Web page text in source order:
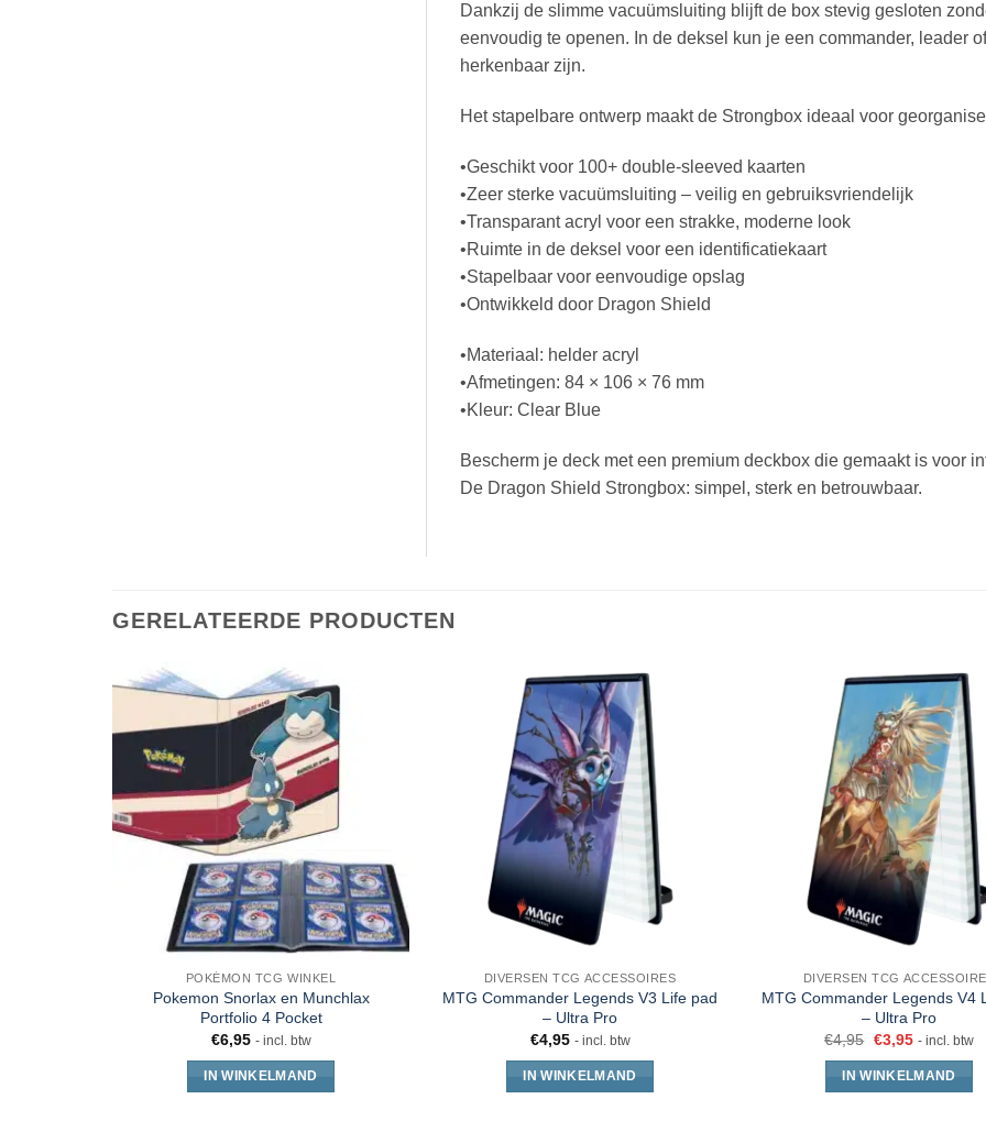
Dankzij de slimme vacuümsluiting blijft de box stevig gesloten
eenvoudig te openen. In de deksel kun je een commander, leader
herkenbaar zijn.
Het stapelbare ontwerp maakt de Strongbox ideaal voor
•Geschikt voor 100+ double‑sleeved kaarten
•Zeer sterke vacuümsluiting – veilig en gebruiksvriendelijk
•Transparant acryl voor een strakke, moderne look
•Ruimte in de deksel voor een identificatiekaart
•Stapelbaar voor eenvoudige opslag
•Ontwikkeld door Dragon Shield
•Materiaal: helder acryl
•Afmetingen: 84 × 106 × 76 mm
•Kleur: Clear Blue
Bescherm je deck met een premium deckbox die gemaakt is voor
De Dragon Shield Strongbox: simpel, sterk en betrouwbaar.
GERELATEERDE PRODUCTEN
POKÉMON TCG WINKEL
Pokemon Snorlax en Munchlax
Portfolio 4 Pocket
€6,95 - incl. btw
IN WINKELMAND
DIVERSEN TCG ACCESSOIRES
MTG Commander Legends V3 Life pad
– Ultra Pro
€4,95 - incl. btw
IN WINKELMAND
DIVERSEN TCG
MTG Commander Legends V4
– Ultra Pro
€4,95 €3,95 - incl. btw
IN WINKELMAND